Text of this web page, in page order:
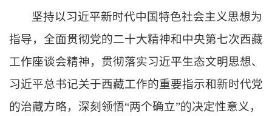
坚持以习近平新时代中国特色社会主义思想为
指导，全面贯彻党的二十大精神和中央第七次西藏
工作座谈会精神，贯彻落实习近平生态文明思想、
习近平总书记关于西藏工作的重要指示和新时代党
的治藏方略，深刻领悟“两个确立”的决定性意义，